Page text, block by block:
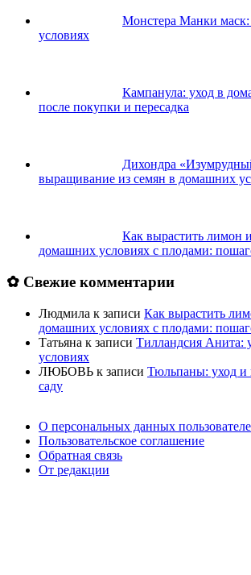
Монстера Манки
условиях
Кампанула: уход в
после покупки и пересадка
Дихондра
выращивание из семян в домашних
Как вырастить лимон
домашних условиях с плодами:
✿ Свежие комментарии
Людмила к записи Как вырастить
домашних условиях с плодами:
Татьяна к записи Тилландсия Анита:
условиях
ЛЮБОВЬ к записи Тюльпаны: уход и
саду
О персональных данных
Пользовательское соглашение
Обратная связь
От редакции